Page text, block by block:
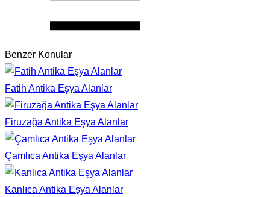
Benzer Konular
Fatih Antika Eşya Alanlar
Firuzağa Antika Eşya Alanlar
Çamlıca Antika Eşya Alanlar
Kanlıca Antika Eşya Alanlar